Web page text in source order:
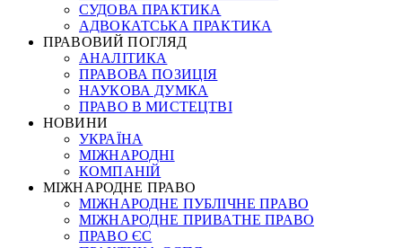
СУДОВА ПРАКТИКА
АДВОКАТСЬКА ПРАКТИКА
ПРАВОВИЙ ПОГЛЯД
АНАЛІТИКА
ПРАВОВА ПОЗИЦІЯ
НАУКОВА ДУМКА
ПРАВО В МИСТЕЦТВІ
НОВИНИ
УКРАЇНА
МІЖНАРОДНІ
КОМПАНІЙ
МІЖНАРОДНЕ ПРАВО
МІЖНАРОДНЕ ПУБЛІЧНЕ ПРАВО
МІЖНАРОДНЕ ПРИВАТНЕ ПРАВО
ПРАВО ЄС